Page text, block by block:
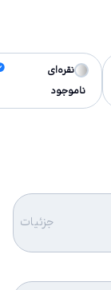
نقره‌ای
ناموجود
جزئیات